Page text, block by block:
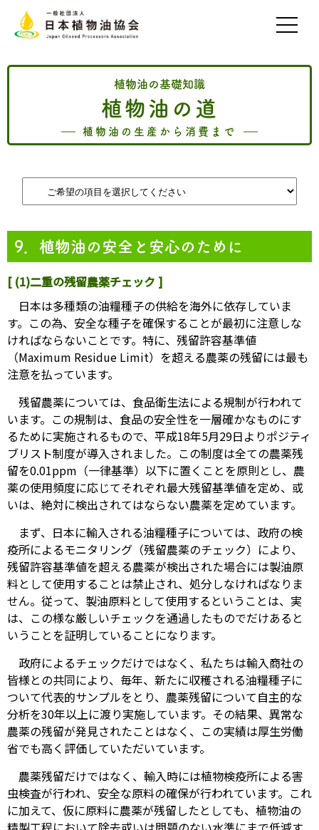
植物油の基礎知識
植物油の道
植物油の生産から消費まで
9．植物油の安全と安心のために
[ (1)二重の残留農薬チェック ]
日本は多種類の油糧種子の供給を海外に依存していま
す。この為、安全な種子を確保することが最初に注意しな
ければならないことです。特に、残留許容基準値
（Maximum Residue Limit）を超える農薬の残留には最も
注意を払っています。
残留農薬については、食品衛生法による規制が行われて
います。この規制は、食品の安全性を一層確かなものにす
るために実施されるもので、平成18年5月29日よりポジティ
ブリスト制度が導入されました。この制度は全ての農薬残
留を0.01ppm（一律基準）以下に置くことを原則とし、農
薬の使用頻度に応じてそれぞれ最大残留基準値を定め、或
いは、絶対に検出されてはならない農薬を定めています。
まず、日本に輸入される油糧種子については、政府の検
疫所によるモニタリング（残留農薬のチェック）により、
残留許容基準値を超える農薬が検出された場合には製油原
料として使用することは禁止され、処分しなければなりま
せん。従って、製油原料として使用するということは、実
は、この様な厳しいチェックを通過したものでだけあると
いうことを証明していることになります。
政府によるチェックだけではなく、私たちは輸入商社の
皆様との共同により、毎年、新たに収穫される油糧種子に
ついて代表的サンプルをとり、農薬残留について自主的な
分析を30年以上に渡り実施しています。その結果、異常な
農薬の残留が発見されたことはなく、この実績は厚生労働
省でも高く評価していただいています。
農薬残留だけではなく、輸入時には植物検疫所による害
虫検査が行われ、安全な原料の確保が行われています。これ
に加えて、仮に原料に農薬が残留したとしても、植物油の